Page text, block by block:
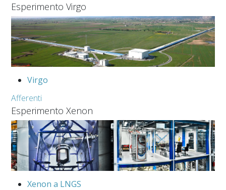
Esperimento Virgo
Virgo
Afferenti
Esperimento Xenon
Xenon a LNGS